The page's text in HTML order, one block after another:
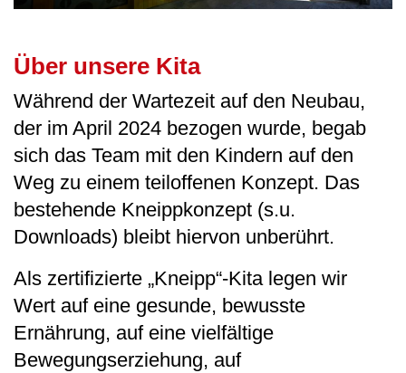
Über unsere Kita
Während der Wartezeit auf den Neubau,
der im April 2024 bezogen wurde, begab
sich das Team mit den Kindern auf den
Weg zu einem teiloffenen Konzept. Das
bestehende Kneippkonzept (s.u.
Downloads) bleibt hiervon unberührt.
Als zertifizierte „Kneipp“-Kita legen wir
Wert auf eine gesunde, bewusste
Ernährung, auf eine vielfältige
Bewegungserziehung, auf